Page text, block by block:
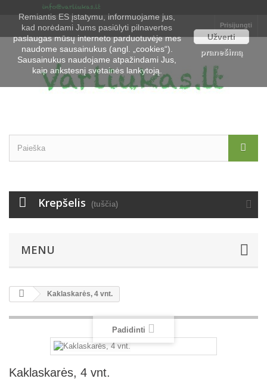
Prisijungti
Krepšelis (tuščia)
MENU
Kaklaskarės, 4 vnt.
Padidinti
Kaklaskarės, 4 vnt.
Remiantis ES įstatymu, informuojame jus,
kad norėdami Jums pasiūlyti pilnavertes
paslaugas mūsų interneto parduotuvėje mes
naudome sausainukus (angl. „cookies“).
Sausainukus naudojame atpažindami Jus,
kaip ankstesnį svetainės lankytoją.
Užverti
pranešimą